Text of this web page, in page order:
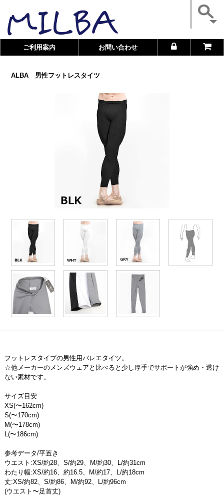
ご利用案内 お問い合わせ
ALBA 男性フットレスタイツ
フットレスタイプの男性用バレエタイツ。
☆他メーカーのメンズウェアと比べると少し厚手でサポートが強め・透け
ない素材です。
サイズ目安
XS(〜162cm)
S(〜170cm)
M(〜178cm)
L(〜186cm)
参考データ/平置き
ウエスト:XS/約28、S/約29、M/約30、L/約31cm
わたり幅:XS/約16、約16.5、M/約17、L/約18cm
丈:XS/約82、S/約86、M/約92、L/約96cm
(ウエスト〜足首丈)